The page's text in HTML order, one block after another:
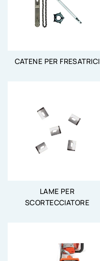
CATENE PER FRESATRICI
LAME PER
SCORTECCIATORE